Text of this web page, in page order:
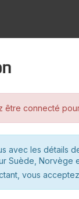
être connecté
avec les détails
Suède, Norvège
vous